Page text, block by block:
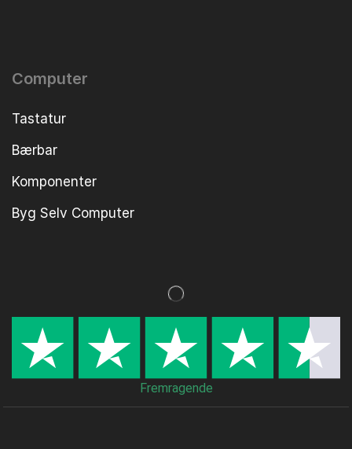
Computer
Tastatur
Bærbar
Komponenter
Byg Selv Computer
Fremragende